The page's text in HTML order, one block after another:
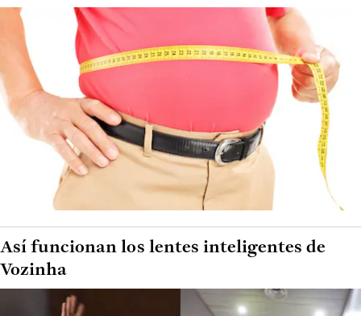
Así funcionan los lentes inteligentes de
Vozinha